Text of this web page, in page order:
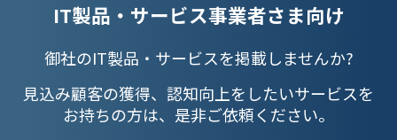
IT製品・サービス事業者さま向け
御社のIT製品・サービスを掲載しませんか?
見込み顧客の獲得、認知向上をしたいサービスを
お持ちの方は、是非ご依頼ください。